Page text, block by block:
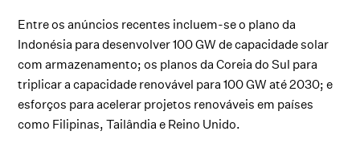
Entre os anúncios recentes incluem-se o plano da
Indonésia para desenvolver 100 GW de capacidade solar
com armazenamento; os planos da Coreia do Sul para
triplicar a capacidade renovável para 100 GW até 2030; e
esforços para acelerar projetos renováveis em países
como Filipinas, Tailândia e Reino Unido.